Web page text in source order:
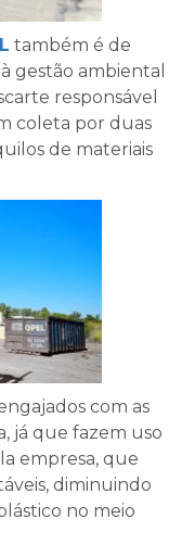
também é de
gestão ambiental
responsável
coleta por duas
de materiais
com as
já que fazem uso
empresa, que
diminuindo
no meio